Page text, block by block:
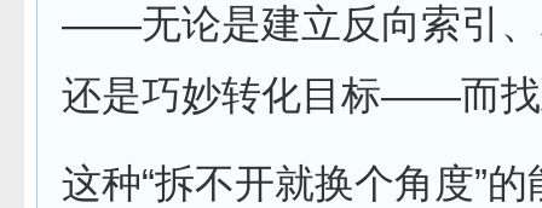
——无论是建立反向索引、
还是巧妙转化目标——而
这种“拆不开就换个角度”